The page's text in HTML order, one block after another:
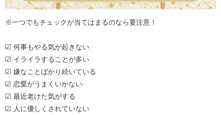
※一つでもチェックが当てはまるのなら要注意！
☑ 何事もやる気が起きない
☑ イライラすることが多い
☑ 嫌なことばかり続いている
☑ 恋愛がうまくいかない
☑ 最近老けた気がする
☑ 人に優しくされていない